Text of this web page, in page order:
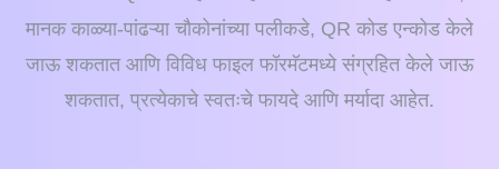
मानक काळ्या-पांढऱ्या चौकोनांच्या पलीकडे, QR कोड एन्कोड केले
जाऊ शकतात आणि विविध फाइल फॉरमॅटमध्ये संग्रहित केले जाऊ
शकतात, प्रत्येकाचे स्वतःचे फायदे आणि मर्यादा आहेत.